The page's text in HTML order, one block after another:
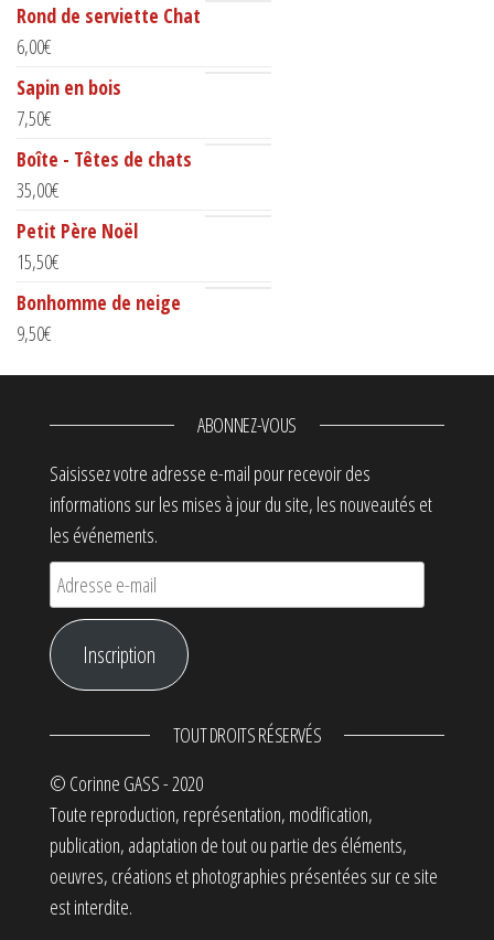
Rond de serviette Chat
6,00€
Sapin en bois
7,50€
Boîte - Têtes de chats
35,00€
Petit Père Noël
15,50€
Bonhomme de neige
9,50€
ABONNEZ-VOUS
Saisissez votre adresse e-mail pour recevoir des
informations sur les mises à jour du site, les nouveautés et
les événements.
Adresse e-mail
Inscription
TOUT DROITS RÉSERVÉS
© Corinne GASS - 2020
Toute reproduction, représentation, modification,
publication, adaptation de tout ou partie des éléments,
oeuvres, créations et photographies présentées sur ce site
est interdite.